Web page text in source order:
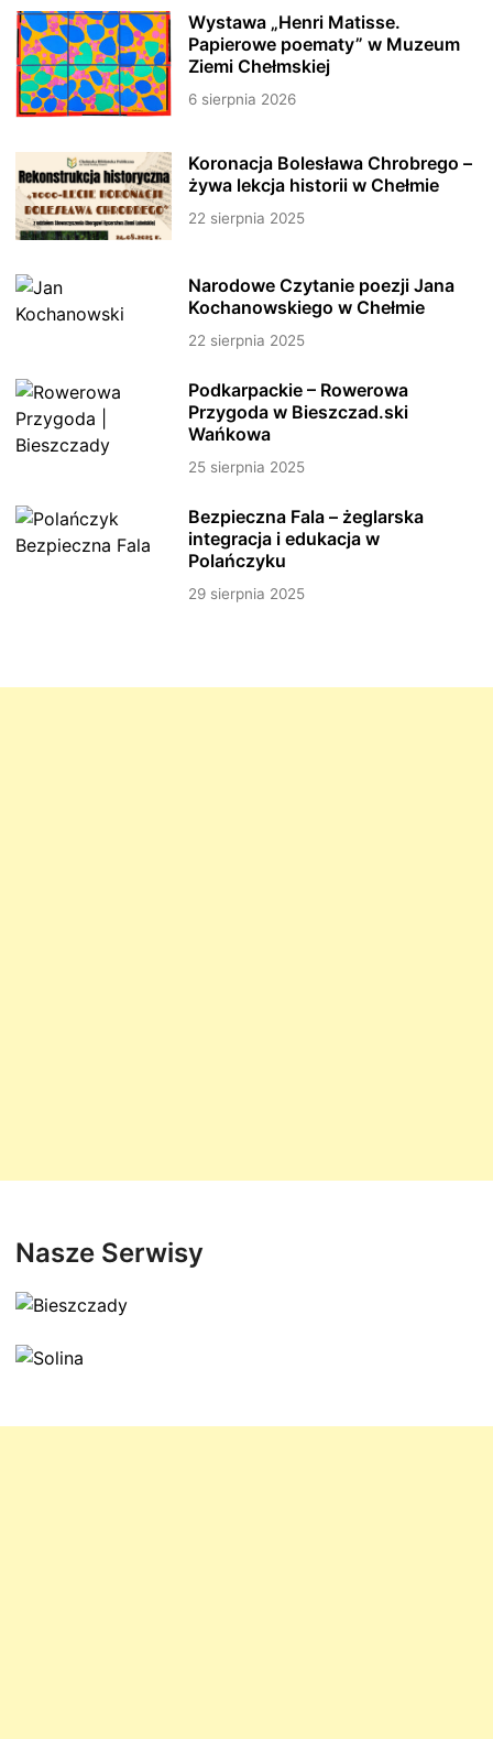
Wystawa „Henri Matisse.
Papierowe poematy” w Muzeum
Ziemi Chełmskiej
6 sierpnia 2026
Koronacja Bolesława Chrobrego –
żywa lekcja historii w Chełmie
22 sierpnia 2025
Narodowe Czytanie poezji Jana
Kochanowskiego w Chełmie
22 sierpnia 2025
Podkarpackie – Rowerowa
Przygoda w Bieszczad.ski
Wańkowa
25 sierpnia 2025
Bezpieczna Fala – żeglarska
integracja i edukacja w
Polańczyku
29 sierpnia 2025
Nasze Serwisy